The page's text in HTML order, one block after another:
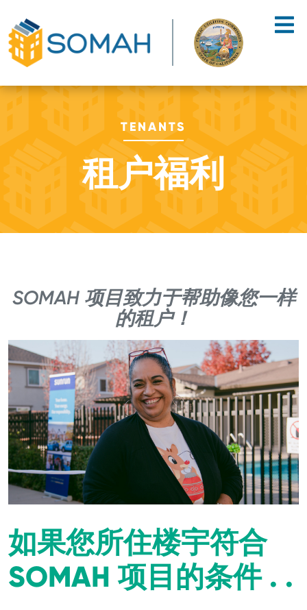
TENANTS
租户福利
SOMAH 项目致力于帮助像您一样
的租户！
如果您所住楼宇符合
SOMAH 项目的条件 . .